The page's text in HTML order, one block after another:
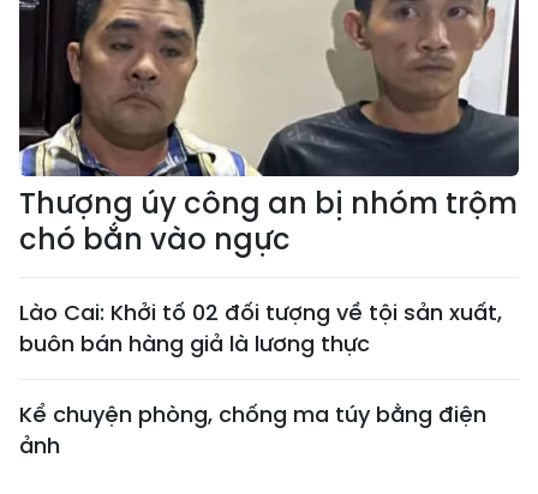
Thượng úy công an bị nhóm trộm
chó bắn vào ngực
Lào Cai: Khởi tố 02 đối tượng về tội sản xuất,
buôn bán hàng giả là lương thực
Kể chuyện phòng, chống ma túy bằng điện
ảnh